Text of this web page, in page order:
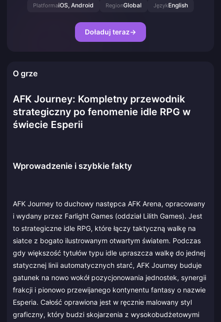
PlatformaiOS, Android RegionGlobal JęzykEnglish
Doładuj teraz→
O grze
AFK Journey: Kompletny przewodnik
strategiczny po fenomenie idle RPG w
świecie Esperii
Wprowadzenie i szybkie fakty
AFK Journey to duchowy następca AFK Arena, opracowany
i wydany przez Farlight Games (oddział Lilith Games). Jest
to strategiczne idle RPG, które łączy taktyczną walkę na
siatce z bogato ilustrowanym otwartym światem. Podczas
gdy większość tytułów typu idle upraszcza walkę do jednej
statycznej linii automatycznych starć, AFK Journey buduje
gatunek na nowo wokół pozycjonowania jednostek, synergii
frakcji i pionowo przewijanego kontynentu fantasy o nazwie
Esperia. Całość oprawiona jest w ręcznie malowany styl
graficzny, który budzi skojarzenia z wysokobudżetowymi